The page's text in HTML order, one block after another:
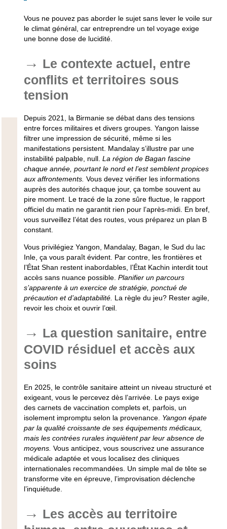
Vous ne pouvez pas aborder le sujet sans lever le voile sur
le climat général, car entreprendre un tel voyage exige
une bonne dose de lucidité.
Le contexte actuel, entre
conflits et territoires sous
tension
Depuis 2021, la Birmanie se débat dans des tensions
entre forces militaires et divers groupes. Yangon laisse
filtrer une impression de sécurité, même si les
manifestations persistent. Mandalay s’illustre par une
instabilité palpable, null. La région de Bagan fascine
chaque année, pourtant le nord et l’est semblent propices
aux affrontements. Vous devez vérifier les informations
auprès des autorités chaque jour, ça tombe souvent au
pire moment. Le tracé de la zone sûre fluctue, le rapport
officiel du matin ne garantit rien pour l’après-midi. En bref,
vous surveillez l’état des routes, vous préparez un plan B
constant.
Vous privilégiez Yangon, Mandalay, Bagan, le Sud du lac
Inle, ça vous paraît évident. Par contre, les frontières et
l’État Shan restent inabordables, l’État Kachin interdit tout
accès sans nuance possible. Planifier un parcours
s’apparente à un exercice de stratégie, ponctué de
précaution et d’adaptabilité. La règle du jeu? Rester agile,
revoir les choix et ouvrir l’œil.
La question sanitaire, entre
COVID résiduel et accès aux
soins
En 2025, le contrôle sanitaire atteint un niveau structuré et
exigeant, vous le percevez dès l’arrivée. Le pays exige
des carnets de vaccination complets et, parfois, un
isolement impromptu selon la provenance. Yangon épate
par la qualité croissante de ses équipements médicaux,
mais les contrées rurales inquiètent par leur absence de
moyens. Vous anticipez, vous souscrivez une assurance
médicale adaptée et vous localisez des cliniques
internationales recommandées. Un simple mal de tête se
transforme vite en épreuve, l’improvisation déclenche
l’inquiétude.
Les accès au territoire